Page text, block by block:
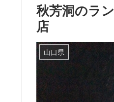
秋芳洞のラ
店
山口県